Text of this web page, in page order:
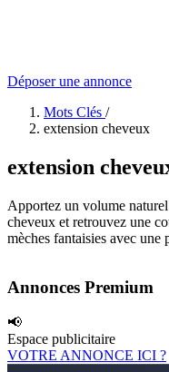
Déposer une annonce
Mots Clés /
extension cheveux
extension
Apportez un volume
cheveux et retrouvez une
mèches fantaisies avec une
Annonces Premium
📢
Espace publicitaire
VOTRE ANNONCE ICI ?